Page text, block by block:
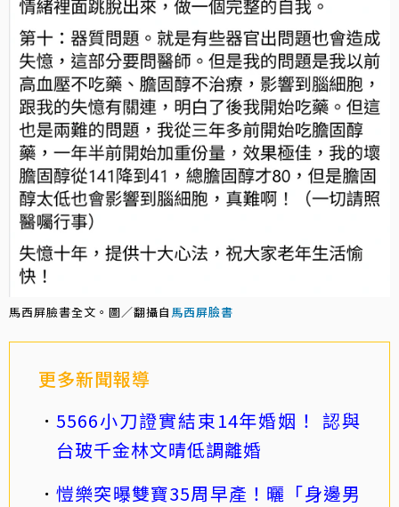
馬西屏臉書全文。圖／翻攝自 馬西屏臉書
更多新聞報導
5566小刀證實結束14年婚姻！ 認與
台玻千金林文晴低調離婚
愷樂突曝雙寶35周早產！曬「身邊男